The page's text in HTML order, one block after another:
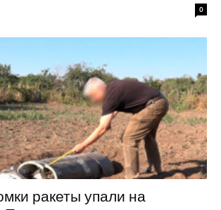
0
ракеты упали на